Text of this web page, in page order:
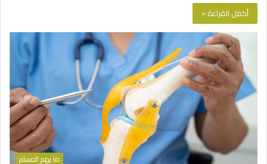
أكمل القراءة »
ما يهم المسلم